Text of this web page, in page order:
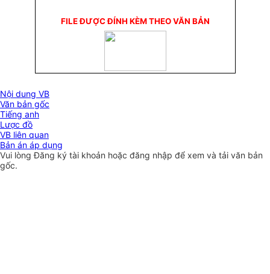
FILE ĐƯỢC ĐÍNH KÈM THEO VĂN BẢN
Nội dung VB
Văn bản gốc
Tiếng anh
Lược đồ
VB liên quan
Bản án áp dụng
Vui lòngĐăng ký tài khoản hoặc đăng nhập để xem và tải văn bản
gốc.